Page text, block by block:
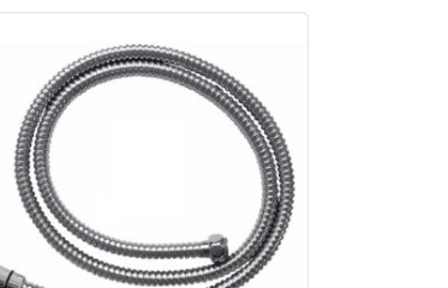
hosszúságú és megerősített
esztétikájához.